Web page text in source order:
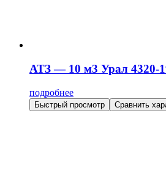
АТЗ — 10 м3 Урал 4320-
подробнее
Быстрый просмотр Сравнить